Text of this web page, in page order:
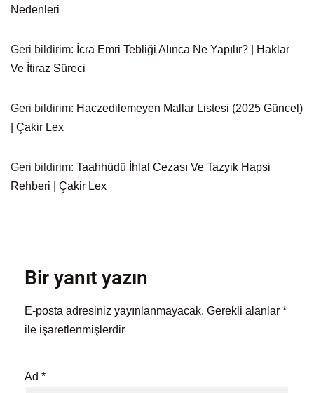
Nedenleri
Geri bildirim: İcra Emri Tebliği Alınca Ne Yapılır? | Haklar
Ve İtiraz Süreci
Geri bildirim: Haczedilemeyen Mallar Listesi (2025 Güncel)
| Çakir Lex
Geri bildirim: Taahhüdü İhlal Cezası Ve Tazyik Hapsi
Rehberi | Çakir Lex
Bir yanıt yazın
E-posta adresiniz yayınlanmayacak. Gerekli alanlar *
ile işaretlenmişlerdir
Ad *